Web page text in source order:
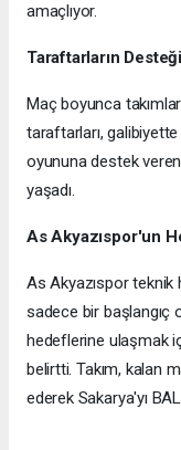
amaçlıyor.
Taraftarların
Maç boyunca
taraftarları, galibiyette
oyununa destek
yaşadı.
As Akyazıspor'un
As Akyazıspor teknik
sadece bir başlangıç
hedeflerine ulaşmak
belirtti. Takım, kalan
ederek Sakarya'yı